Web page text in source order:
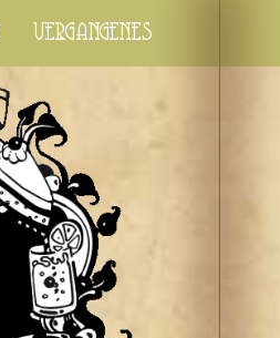
vergangenes